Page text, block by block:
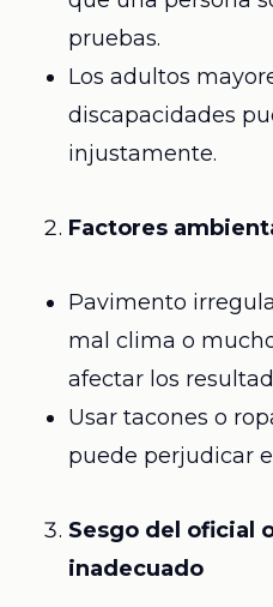
pruebas.
Los adultos
discapacidades
injustamente.
Factores
Pavimento
mal clima o
afectar los
Usar tacones o
puede perjudicar
Sesgo del oficial
inadecuado